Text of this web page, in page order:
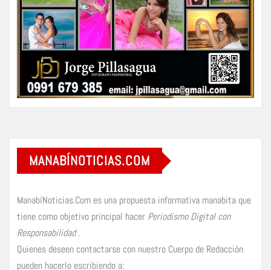
MANABÍNOTICIAS.COM
ManabíNoticias.Com es una propuesta informativa manabita que
tiene como objetivo principal hacer Periodismo Digital con
Responsabilidad.
Quienes deseen contactarse con nuestro Cuerpo de Redacción
pueden hacerlo escribiendo a: